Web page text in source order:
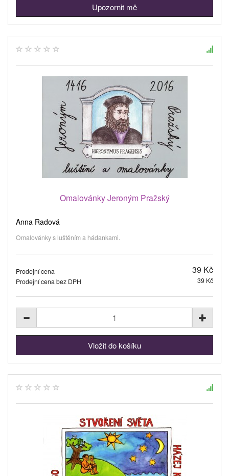
Upozornit mě
Omalovánky Jeroným Pražský
Anna Radová
Omalovánky s luštěním a hádankami.
Prodejní cena 39 Kč
Prodejní cena bez DPH 39 Kč